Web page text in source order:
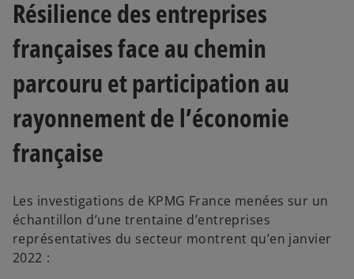
Résilience des entreprises
françaises face au chemin
parcouru et participation au
rayonnement de l’économie
française
Les investigations de KPMG France menées sur un
échantillon d’une trentaine d’entreprises
représentatives du secteur montrent qu’en janvier
2022 :